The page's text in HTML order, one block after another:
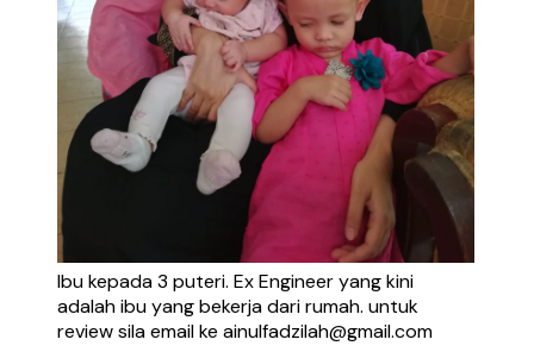
Ibu kepada 3 puteri. Ex Engineer yang kini
adalah ibu yang bekerja dari rumah. untuk
review sila email ke ainulfadzilah@gmail.com